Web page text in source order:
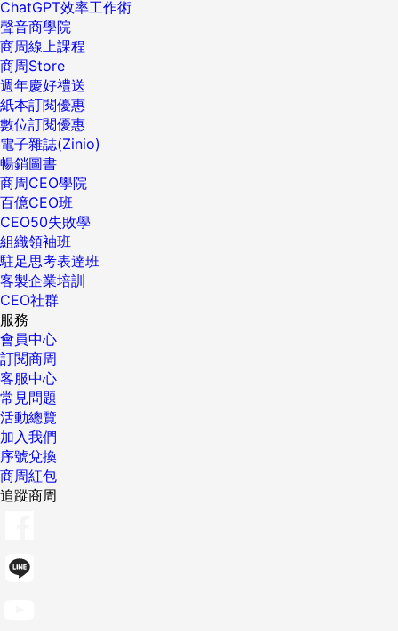
ChatGPT效率工作術
聲音商學院
商周線上課程
商周Store
週年慶好禮送
紙本訂閱優惠
數位訂閱優惠
電子雜誌(Zinio)
暢銷圖書
商周CEO學院
百億CEO班
CEO50失敗學
組織領袖班
駐足思考表達班
客製企業培訓
CEO社群
服務
會員中心
訂閱商周
客服中心
常見問題
活動總覽
加入我們
序號兌換
商周紅包
追蹤商周